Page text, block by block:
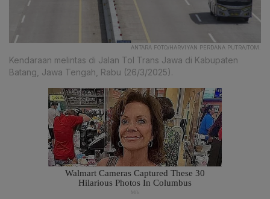
ANTARA FOTO/HARVIYAN PERDANA PUTRA/TOM.
Kendaraan melintas di Jalan Tol Trans Jawa di Kabupaten
Batang, Jawa Tengah, Rabu (26/3/2025).